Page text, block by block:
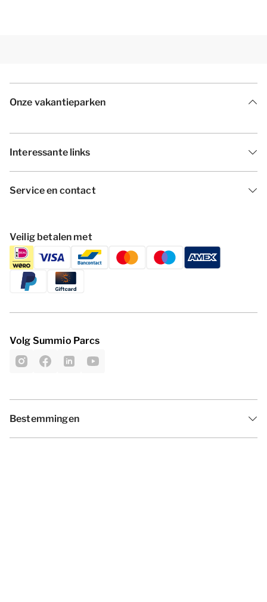
Onze vakantieparken
Interessante links
Service en contact
Veilig betalen met
Volg Summio Parcs
Bestemmingen